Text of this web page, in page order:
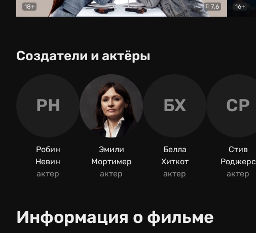
18+ 7.6 16+
Создатели и актёры
РН
Робин
Невин
актер
Эмили
Мортимер
актер
БХ
Белла
Хиткот
актер
СР
Стив
Роджерс
актер
Информация о фильме